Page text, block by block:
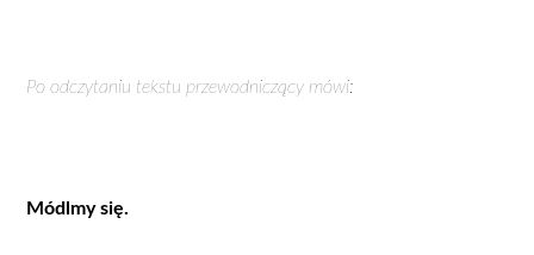
Po odczytaniu tekstu przewodniczący mówi:
Módlmy się.